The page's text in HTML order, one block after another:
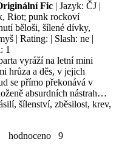
Fic | Jazyk: ČJ |
Riot; punk rockoví
běloši, šílené dívky,
| Rating: | Slash: ne |
1
vyráží na letní mini
hrůza a děs, v jejich
se přímo překonává v
absurdních nástrah…
šílenství, zběsilost, krev,
hodnoceno 9